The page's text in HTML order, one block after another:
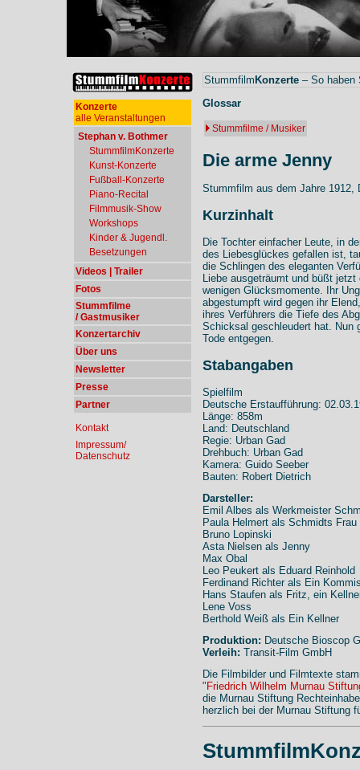
Konzerte
alle Veranstaltungen
Stephan v. Bothmer
StummfilmKonzerte
Kunst-Konzerte
Fußball-Konzerte
Piano-Recital
Filmmusik-Show
Workshops
Kinder & Jugendl.
Besetzungen
Videos | Trailer
Fotos
Stummfilme
/ Gastmusiker
Konzertarchiv
Über uns
Newsletter
Presse
Partner
Kontakt
Impressum/
Datenschutz
Stummfilm Konzerte – So haben
Glossar
Stummfilme / Musiker
Die arme Jenny
Stummfilm aus dem Jahre 1912,
Kurzinhalt
Die Tochter einfacher Leute, in
des Liebesglückes gefallen ist,
die Schlingen des eleganten
Liebe ausgeträumt und büßt
wenigen Glücksmomente. Ihr
abgestumpft wird gegen ihr
ihres Verführers die Tiefe des
Schicksal geschleudert hat. Nun
Tode entgegen.
Stabangaben
Spielfilm
Deutsche Erstaufführung:
Länge: 858m
Land: Deutschland
Regie: Urban Gad
Drehbuch: Urban Gad
Kamera: Guido Seeber
Bauten: Robert Dietrich
Darsteller:
Emil Albes als Werkmeister
Paula Helmert als Schmidts Frau
Bruno Lopinski
Asta Nielsen als Jenny
Max Obal
Leo Peukert als Eduard Reinhold
Ferdinand Richter als Ein
Hans Staufen als Fritz, ein
Lene Voss
Berthold Weiß als Ein Kellner
Produktion: Deutsche Bioscop
Verleih: Transit-Film GmbH
Die Filmbilder und Filmtexte
"Friedrich Wilhelm Murnau
die Murnau Stiftung
herzlich bei der Murnau Stiftung